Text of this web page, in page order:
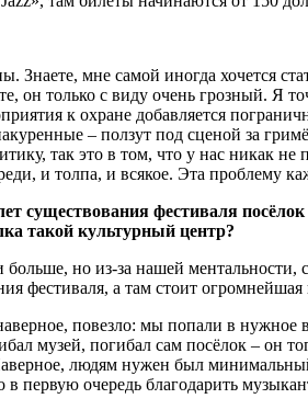
Знаете, мне самой иногда хочется
он только с виду очень грозный. Я
к охране добавляется
– ползут под сценой за
так это в том, что у нас никак
и толпа, и всякое. Эта проблему
существования фестиваля
такой культурный центр?
но из-за нашей ментальности,
фестиваля, а там стоит
повезло: мы попали в нужное
музей, погибал сам посёлок – он
людям нужен был
в первую очередь благодарить